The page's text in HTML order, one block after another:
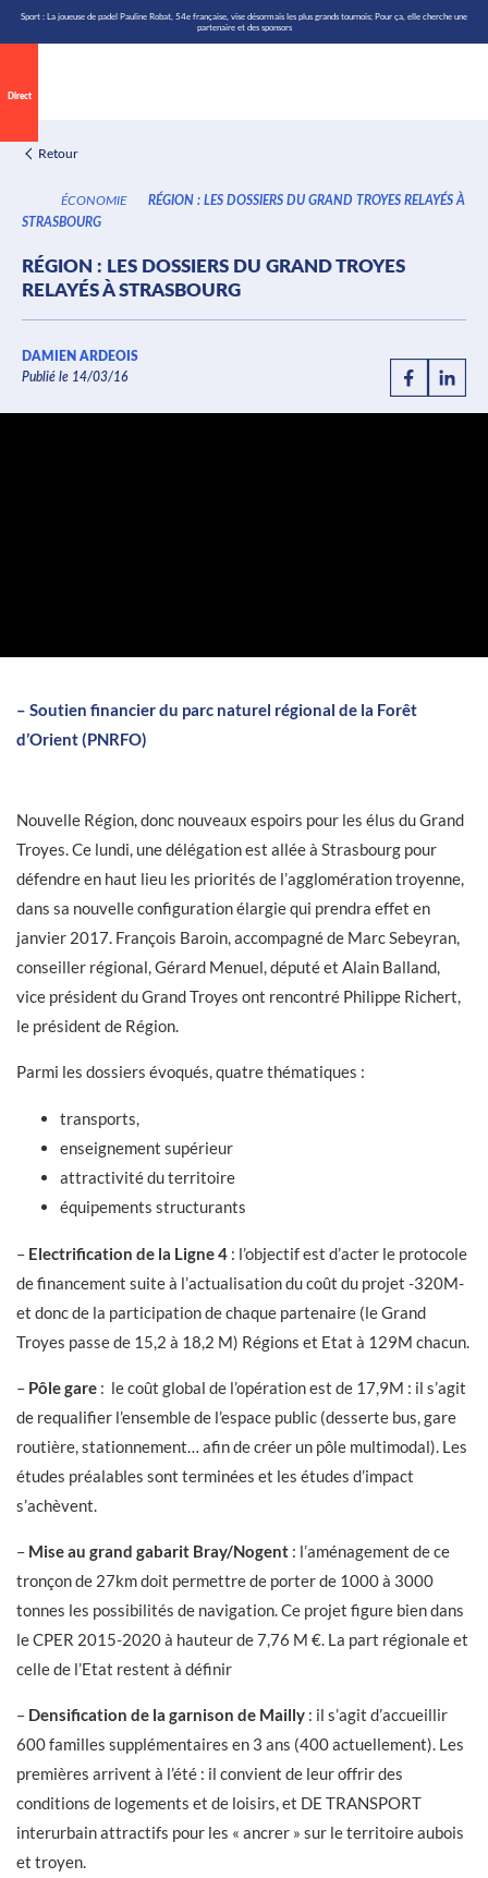
Aller
au
Sport : La joueuse de padel Pauline Robat, 54e française, vise désormais les plus grands tournois; Pour ça, elle cherche une
partenaire et des sponsors
Direct
Retour
ÉCONOMIE
RÉGION : LES DOSSIERS DU GRAND TROYES RELAYÉS À
STRASBOURG
RÉGION : LES DOSSIERS DU GRAND TROYES
RELAYÉS À STRASBOURG
DAMIEN ARDEOIS
Publié le 14/03/16
– Soutien financier du parc naturel régional de la Forêt
d’Orient (PNRFO)
Nouvelle Région, donc nouveaux espoirs pour les élus du Grand
Troyes. Ce lundi, une délégation est allée à Strasbourg pour
défendre en haut lieu les priorités de l’agglomération troyenne,
dans sa nouvelle configuration élargie qui prendra effet en
janvier 2017. François Baroin, accompagné de Marc Sebeyran,
conseiller régional, Gérard Menuel, député et Alain Balland,
vice président du Grand Troyes ont rencontré Philippe Richert,
le président de Région.
Parmi les dossiers évoqués, quatre thématiques :
transports,
enseignement supérieur
attractivité du territoire
équipements structurants
– Electrification de la Ligne 4 : l’objectif est d’acter le protocole
de financement suite à l’actualisation du coût du projet -320M-
et donc de la participation de chaque partenaire (le Grand
Troyes passe de 15,2 à 18,2 M) Régions et Etat à 129M chacun.
– Pôle gare : le coût global de l’opération est de 17,9M : il s’agit
de requalifier l’ensemble de l’espace public (desserte bus, gare
routière, stationnement… afin de créer un pôle multimodal). Les
études préalables sont terminées et les études d’impact
s’achèvent.
– Mise au grand gabarit Bray/Nogent : l’aménagement de ce
tronçon de 27km doit permettre de porter de 1000 à 3000
tonnes les possibilités de navigation. Ce projet figure bien dans
le CPER 2015-2020 à hauteur de 7,76 M €. La part régionale et
celle de l’Etat restent à définir
– Densification de la garnison de Mailly : il s’agit d’accueillir
600 familles supplémentaires en 3 ans (400 actuellement). Les
premières arrivent à l’été : il convient de leur offrir des
conditions de logements et de loisirs, et DE TRANSPORT
interurbain attractifs pour les « ancrer » sur le territoire aubois
et troyen.